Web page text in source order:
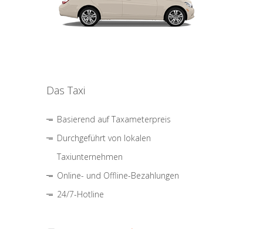
Das Taxi
Basierend auf Taxameterpreis
Durchgeführt von lokalen
Taxiunternehmen
Online- und Offline-Bezahlungen
24/7-Hotline